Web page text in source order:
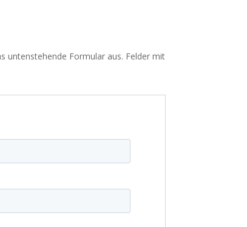
untenstehende Formular aus. Felder mit